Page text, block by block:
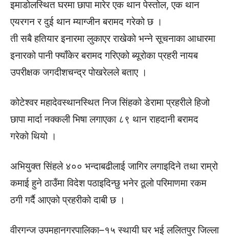
इमाडोलस्थित घरमा छापा मारेर एक थान पेस्तोल, एक थान
एयरगन र दुई थान म्याग्जीन बरामद गरेको छ ।
ती सबै हतियार इनारमा लुकाएर राखेको भन्ने सूचनाका आधारमा
इनारको पानी फ्याँकेर बरामद गरिएको ब्यूरोका प्रहरी नायब
उपरीक्षक जगदीशचन्द्र पोखरेलले बताए ।
कोटेश्वर महादेवस्थानस्थित निज सिंहको डेरामा प्रहरीले हिजो
छापा मार्दा नक्कली भिषा लगाएका ८९ थान राहदानी बरामद
गरेको थियो ।
अभियुक्त सिंहले ४०० भन्दाबढीलाई जागिर लगाइदिने तथा राम्रो
कमाई हुने ठाउँमा विदेश पठाइदिन्छु भनेर ठूलो परिमाणमा रकम
ठगी गर्दै आएको प्रहरीको दाबी छ ।
वीरगन्ज उपमहानगरपालिका–१५ स्थायी घर भई ललितपुर जिल्ला